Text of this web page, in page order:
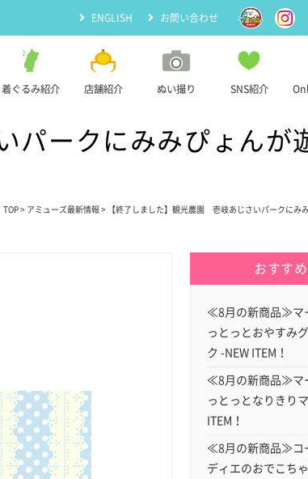
ENGLISH お問い合わせ
着ぐるみ紹介 店舗紹介 ぬい撮り SNS紹介
パークにみみぴょんが
TOP > アミューズ最新情報 > 【終了しました】観光農園 壱岐あじさいパークにみ
おすす
≪8月の新商品≫マ
っとっとおやすみ
ク -NEW ITEM！
≪8月の新商品≫マ
っとっとなりきり
ITEM！
≪8月の新商品≫コ
ディエのおでこち